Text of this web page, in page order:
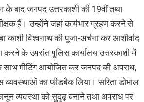
के बाद जनपद उत्तरकाशी की 19वीं तथा
हैं। उन्होंने जहां कार्यभार ग्रहण करने से
काशी विश्वनाथ की पूजा-अर्चना कर आशीर्वाद
करने के उपरांत पुलिस कार्यालय उत्तरकाशी में
साथ मीटिंग आयोजित कर जनपद की अपराध,
व्यवस्थाओं का फीडबैक लिया। सरिता डोभाल
व्यवस्था को सुदृढ़ बनाने तथा अपराध पर